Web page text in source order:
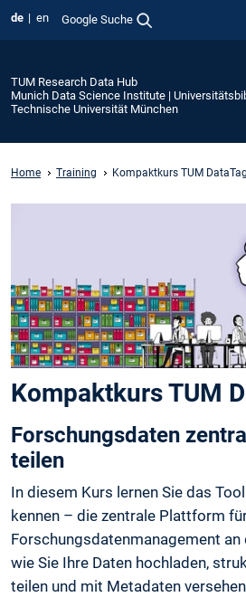
de en Google Suche
TUM Research Data Hub
Munich Data Science Institute |
Technische Universität München
Home Training Kompaktkurs TUM
Kompaktkurs TUM
Forschungsdaten
teilen
In diesem Kurs lernen Sie das Tool
kennen – die zentrale Plattform
Forschungsdatenmanagement an
wie Sie Ihre Daten hochladen,
teilen und mit Metadaten